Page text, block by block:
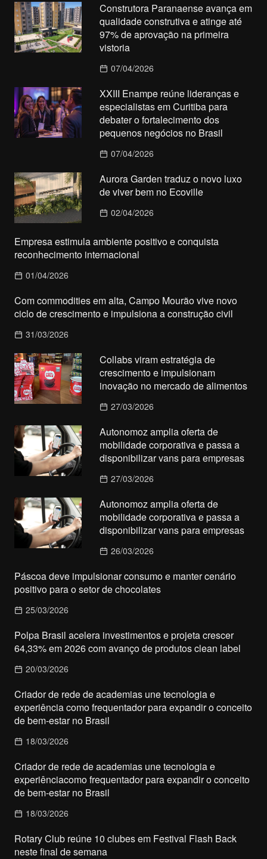
Construtora Paranaense avança em
qualidade construtiva e atinge até
97% de aprovação na primeira
vistoria
07/04/2026
XXIII Enampe reúne lideranças e
especialistas em Curitiba para
debater o fortalecimento dos
pequenos negócios no Brasil
07/04/2026
Aurora Garden traduz o novo luxo
de viver bem no Ecoville
02/04/2026
Empresa estimula ambiente positivo e conquista
reconhecimento internacional
01/04/2026
Com commodities em alta, Campo Mourão vive novo
ciclo de crescimento e impulsiona a construção civil
31/03/2026
Collabs viram estratégia de
crescimento e impulsionam
inovação no mercado de alimentos
27/03/2026
Autonomoz amplia oferta de
mobilidade corporativa e passa a
disponibilizar vans para empresas
27/03/2026
Autonomoz amplia oferta de
mobilidade corporativa e passa a
disponibilizar vans para empresas
26/03/2026
Páscoa deve impulsionar consumo e manter cenário
positivo para o setor de chocolates
25/03/2026
Polpa Brasil acelera investimentos e projeta crescer
64,33% em 2026 com avanço de produtos clean label
20/03/2026
Criador de rede de academias une tecnologia e
experiência como frequentador para expandir o conceito
de bem-estar no Brasil
18/03/2026
Criador de rede de academias une tecnologia e
experiênciacomo frequentador para expandir o conceito
de bem-estar no Brasil
18/03/2026
Rotary Club reúne 10 clubes em Festival Flash Back
neste final de semana